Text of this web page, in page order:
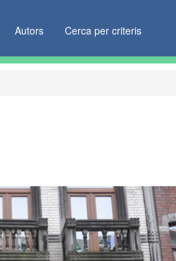
Autors Cerca per criteris